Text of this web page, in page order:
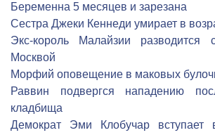
Беременна 5 месяцев и зарезана
Сестра Джеки Кеннеди умирает в
Экс-король Малайзии
Москвой
Морфий оповещение в маковых
Раввин подвергся нападению
кладбища
Демократ Эми Клобучар вступает